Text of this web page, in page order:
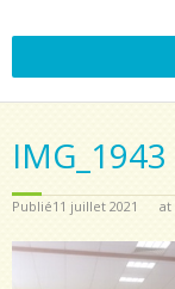
IMG_1943
Publié11 juillet 2021 at